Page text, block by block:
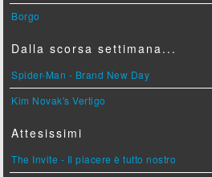
Borgo
Dalla scorsa settimana...
Spider-Man - Brand New Day
Kim Novak's Vertigo
Attesissimi
The Invite - Il piacere è tutto nostro